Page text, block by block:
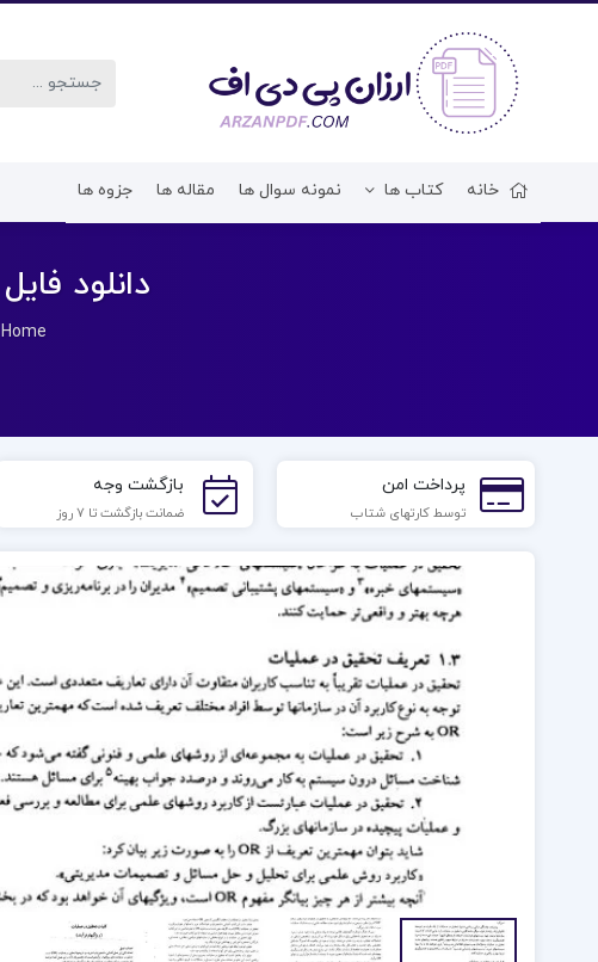
خانه کتاب ها نمونه سوال ها مقاله ها جزوه ها
دانلود فایل PDF کتاب تحقیق در عملیات 1 عادل آذر
Home
پرداخت امن
توسط کارتهای شتاب
بازگشت وجه
ضمانت بازگشت تا 7 روز